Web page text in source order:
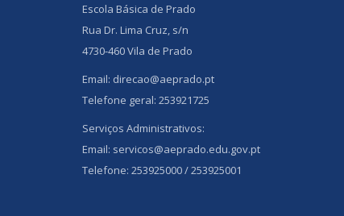
Escola Básica de Prado
Rua Dr. Lima Cruz, s/n
4730-460 Vila de Prado
Email: direcao@aeprado.pt
Telefone geral: 253921725
Serviços Administrativos:
Email: servicos@aeprado.edu.gov.pt
Telefone: 253925000 / 253925001